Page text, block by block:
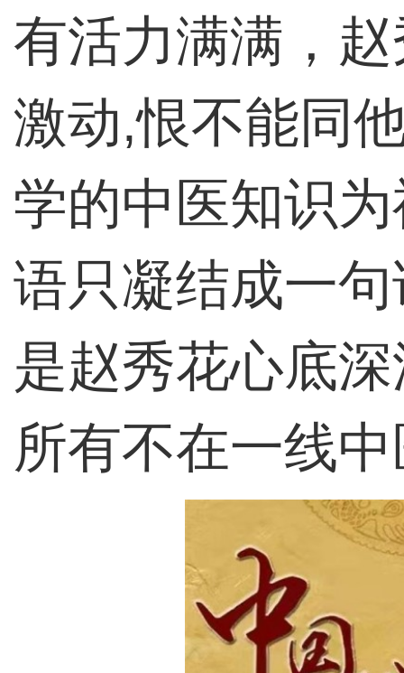
有活力满满，
激动,恨不能同
学的中医知识
语只凝结成一句
是赵秀花心底
所有不在一线